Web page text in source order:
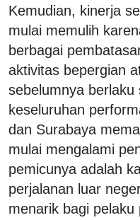
Kemudian, kinerja
mulai memulih
berbagai
aktivitas bepergian
sebelumnya
keseluruhan
dan Surabaya
mulai mengalami
pemicunya adalah
perjalanan luar
menarik bagi pelaku